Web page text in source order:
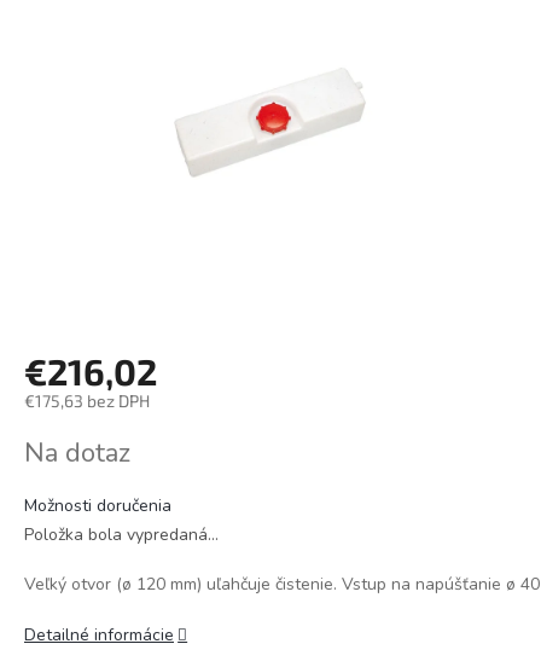
€216,02
€175,63 bez DPH
cena:
Na dotaz
Možnosti doručenia
Položka bola vypredaná…
Veľký otvor (ø 120 mm) uľahčuje čistenie. Vstup na napúšťanie ø
Detailné informácie